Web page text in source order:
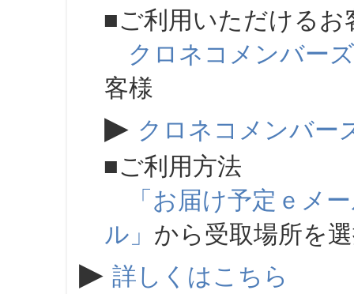
■ご利用いただけるお
クロネコメンバーズ
客様
▶ クロネコメンバー
■ご利用方法
「お届け予定ｅメ
ル」 から受取場所を
▶ 詳しくはこちら